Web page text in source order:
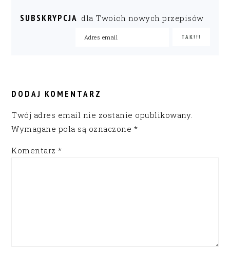
SUBSKRYPCJA dla Twoich nowych przepisów
INTERACTIONS
DODAJ KOMENTARZ
Twój adres email nie zostanie opublikowany.
Wymagane pola są oznaczone *
Komentarz*